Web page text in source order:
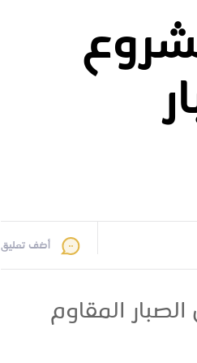
أضف تعليق
زراعة 720 هكتارا من الصبار المقاوم